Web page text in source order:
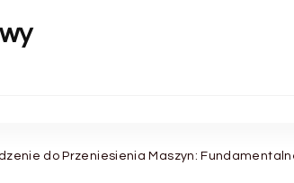
do Przeniesienia Maszyn: